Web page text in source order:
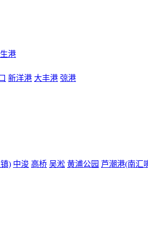
港
新洋港 大丰港 弶港
) 中浚 高桥 吴淞 黄浦公园 芦潮港(南汇